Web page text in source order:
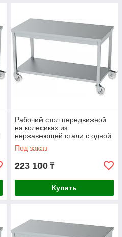
Рабочий стол передвижной
на колесиках из
нержавеющей стали с одной
полкой AISI 430
1000x600x850mm
Под заказ
223 100 ₸
Купить